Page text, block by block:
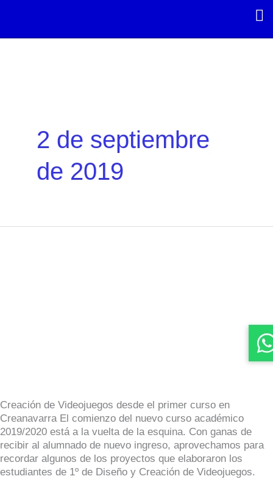
contenido
2 de septiembre
de 2019
Creación de Videojuegos desde el primer curso en
Creanavarra El comienzo del nuevo curso académico
2019/2020 está a la vuelta de la esquina. Con ganas de
recibir al alumnado de nuevo ingreso, aprovechamos para
recordar algunos de los proyectos que elaboraron los
estudiantes de 1º de Diseño y Creación de Videojuegos.